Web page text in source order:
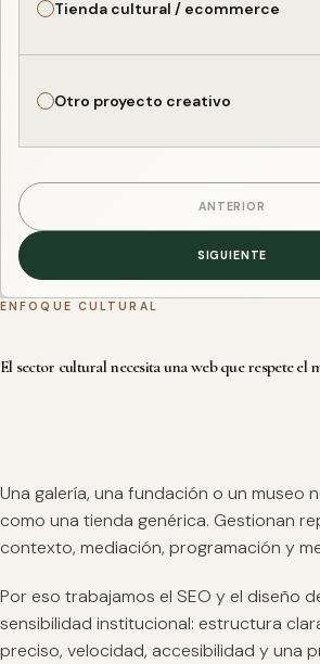
Tienda cultural / ecommerce
Otro proyecto creativo
ANTERIOR
SIGUIENTE
ENFOQUE CULTURAL
El sector cultural necesita una web que respete el
Una galería, una fundación o un museo
como una tienda genérica. Gestionan
contexto, mediación, programación y
Por eso trabajamos el SEO y el diseño
sensibilidad institucional: estructura
preciso, velocidad, accesibilidad y una